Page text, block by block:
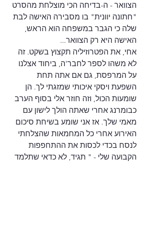
הצוואר - ה-בדיחה הכי מוצלחת מהסרט
"חתונה יוונית" בו מסבירה האישה לבת
שלה כי הגבר במשפחה הוא הראש,
האישה היא רק הצוואר...
אחי, את הפטרוזיליה תקצוץ בשקט. זה
לא משהו לספר לחבר'ה, ביחוד אצלנו
על המרפסת, גם אם אתה תחת
השפעת ויסקי איכותי שמזגתי לך. הן
שומעות הכול, וזה חוזר אלי בסוף הערב
כבומרנג אחרי שאתה הולך לישון עם
מאמי שלך. אז אני שומע בשיחת סיכום
האירוע אחרי כל המחמאות שהצלחתי
לנסח בכדי לכסות את ההתחפפות
הקבועה שלי - " תגיד, לא כדאי שתלמד